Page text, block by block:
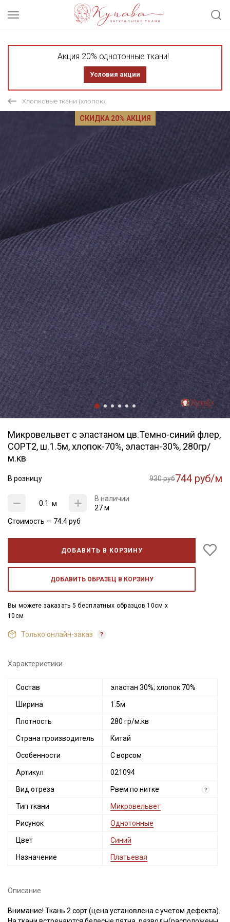
Акция 20% однотонные ткани!
Условия акции
Хлопковые ткани (хлопок)
СКИДКА 20% АКЦИЯ
Микровельвет с эластаном цв.Темно-синий флер,
СОРТ2, ш.1.5м, хлопок-70%, эластан-30%, 280гр/
м.кв
В розницу 930 руб744 руб/м
м
В наличии
27 м
Стоимость — 74.4руб
ДОБАВИТЬ В КОРЗИНУ
ДОБАВИТЬ ОБРАЗЕЦ В КОРЗИНУ
Вы можете заказать 5 бесплатных образцов 10см x
10см
Только онлайн-заказ
Характеристики
Состав эластан 30%; хлопок 70%
Ширина 1.5м
Плотность 280 гр/м.кв
Страна производитель Китай
Особенности С ворсом
Артикул 021094
Вид отреза Рвем по нитке ?
Тип ткани Микровельвет
Рисунок Однотонные
Цвет Синий
Назначение Платьевая
Описание
Внимание! Ткань 2 сорт (цена установлена с учетом дефекта).